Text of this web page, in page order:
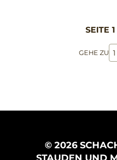
SEITE
GEHE ZU
© 2026